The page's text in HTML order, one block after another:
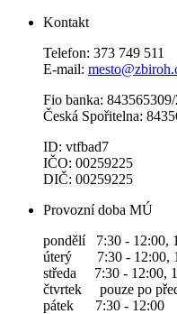
Kontakt
Telefon: 373 749 511
E-mail:
Fio banka:
Česká Spořitelna:
ID: vtfbad7
IČO: 00259225
DIČ: 00259225
Provozní doba MÚ
pondělí 7:30 - 12:00,
úterý 7:30 - 12:00,
středa 7:30 - 12:00,
čtvrtek pouze po
pátek 7:30 - 12:00